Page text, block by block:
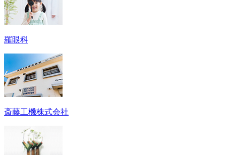
羅眼科
斎藤工機株式会社